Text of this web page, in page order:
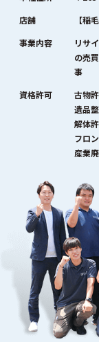
店舗
【稲
事業内容
リサ
の売
事
資格許可
古物
遺品
解体
フロ
産業